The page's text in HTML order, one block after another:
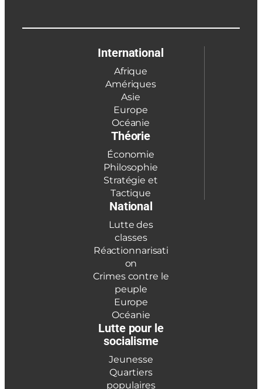
International
Afrique
Amériques
Asie
Europe
Océanie
Théorie
Économie
Philosophie
Stratégie et
Tactique
National
Lutte des
classes
Réactionnarisati
on
Crimes contre le
peuple
Europe
Océanie
Lutte pour le
socialisme
Jeunesse
Quartiers
populaires